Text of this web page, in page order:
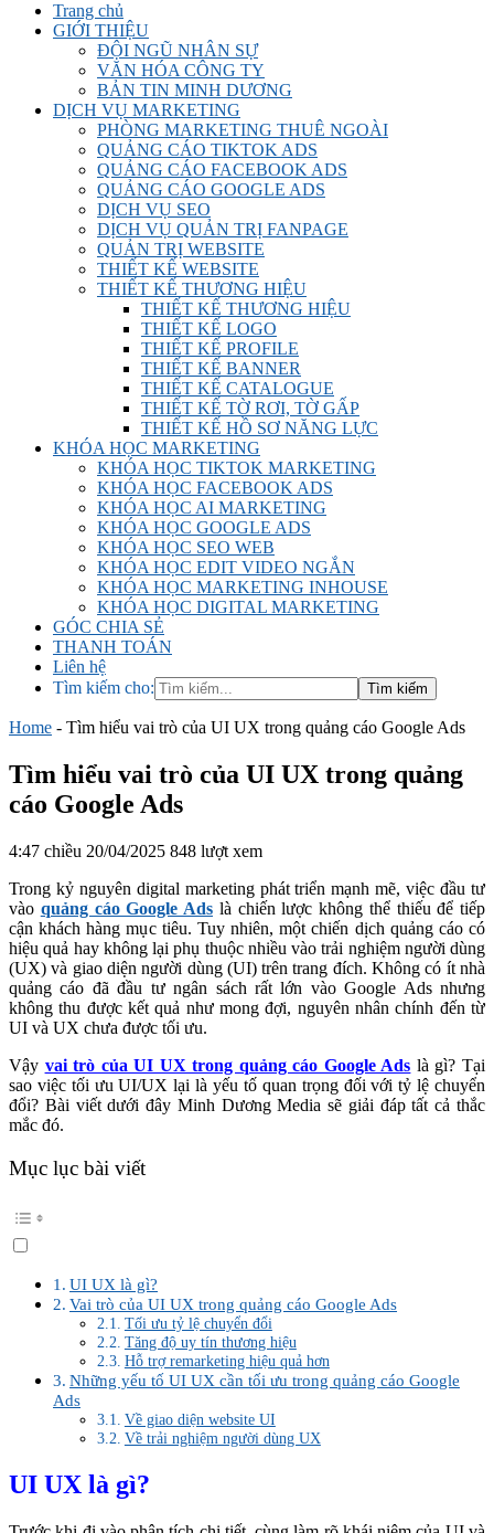
Trang chủ
GIỚI THIỆU
ĐỘI NGŨ NHÂN SỰ
VĂN HÓA CÔNG TY
BẢN TIN MINH DƯƠNG
DỊCH VỤ MARKETING
PHÒNG MARKETING THUÊ NGOÀI
QUẢNG CÁO TIKTOK ADS
QUẢNG CÁO FACEBOOK ADS
QUẢNG CÁO GOOGLE ADS
DỊCH VỤ SEO
DỊCH VỤ QUẢN TRỊ FANPAGE
QUẢN TRỊ WEBSITE
THIẾT KẾ WEBSITE
THIẾT KẾ THƯƠNG HIỆU
THIẾT KẾ THƯƠNG HIỆU
THIẾT KẾ LOGO
THIẾT KẾ PROFILE
THIẾT KẾ BANNER
THIẾT KẾ CATALOGUE
THIẾT KẾ TỜ RƠI, TỜ GẤP
THIẾT KẾ HỒ SƠ NĂNG LỰC
KHÓA HỌC MARKETING
KHÓA HỌC TIKTOK MARKETING
KHÓA HỌC FACEBOOK ADS
KHÓA HỌC AI MARKETING
KHÓA HỌC GOOGLE ADS
KHÓA HỌC SEO WEB
KHÓA HỌC EDIT VIDEO NGẮN
KHÓA HỌC MARKETING INHOUSE
KHÓA HỌC DIGITAL MARKETING
GÓC CHIA SẺ
THANH TOÁN
Liên hệ
Tìm kiếm cho:
Home - Tìm hiểu vai trò của UI UX trong quảng cáo Google Ads
Tìm hiểu vai trò của UI UX trong quảng
cáo Google Ads
4:47 chiều 20/04/2025 848 lượt xem
Trong kỷ nguyên digital marketing phát triển mạnh mẽ, việc đầu tư
vào quảng cáo Google Ads là chiến lược không thể thiếu để tiếp
cận khách hàng mục tiêu. Tuy nhiên, một chiến dịch quảng cáo có
hiệu quả hay không lại phụ thuộc nhiều vào trải nghiệm người dùng
(UX) và giao diện người dùng (UI) trên trang đích. Không có ít nhà
quảng cáo đã đầu tư ngân sách rất lớn vào Google Ads nhưng
không thu được kết quả như mong đợi, nguyên nhân chính đến từ
UI và UX chưa được tối ưu.
Vậy vai trò của UI UX trong quảng cáo Google Ads là gì? Tại
sao việc tối ưu UI/UX lại là yếu tố quan trọng đối với tỷ lệ chuyển
đổi? Bài viết dưới đây Minh Dương Media sẽ giải đáp tất cả thắc
mắc đó.
Mục lục bài viết
UI UX là gì?
Vai trò của UI UX trong quảng cáo Google Ads
Tối ưu tỷ lệ chuyển đổi
Tăng độ uy tín thương hiệu
Hỗ trợ remarketing hiệu quả hơn
Những yếu tố UI UX cần tối ưu trong quảng cáo Google
Ads
Về giao diện website UI
Về trải nghiệm người dùng UX
UI UX là gì?